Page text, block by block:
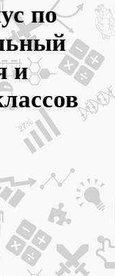
по
и